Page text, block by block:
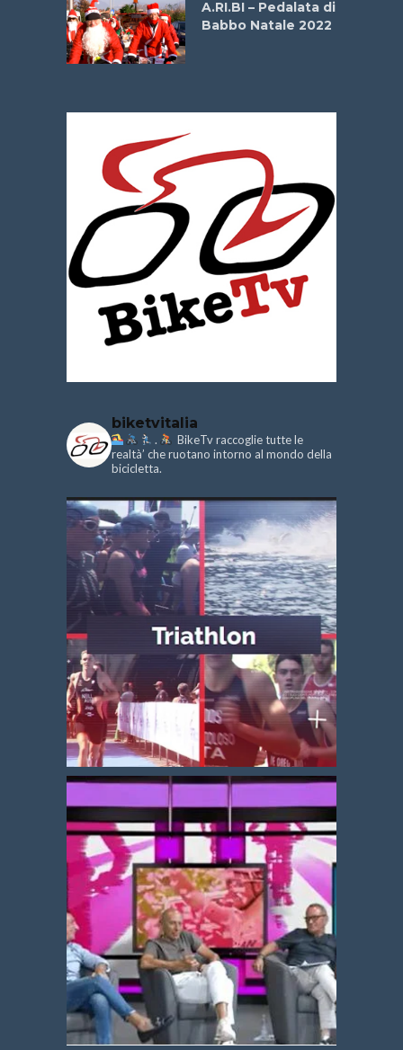
A.RI.BI – Pedalata di
Babbo Natale 2022
biketvitalia
.
BikeTv raccoglie tutte le
realtà’ che ruotano intorno al mondo della
bicicletta.